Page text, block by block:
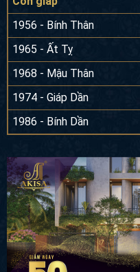
Một số tuổi đẹp gia chủ
Con giáp
1956 - Bính Thân
1965 - Ất Tỵ
1968 - Mậu Thân
1974 - Giáp Dần